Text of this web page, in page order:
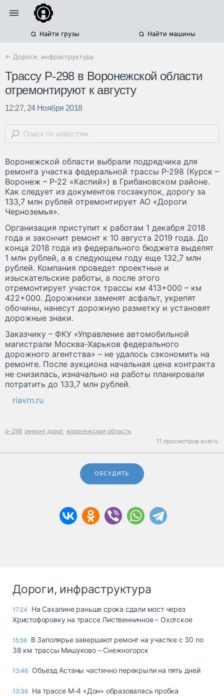
Найти грузы Найти машины
← Дороги, инфраструктура
Трассу Р-298 в Воронежской области
отремонтируют к августу
12:27, 24 Ноября 2018
Воронежской области выбрали подрядчика для
ремонта участка федеральной трассы Р-298 (Курск –
Воронеж – Р-22 «Каспий») в Грибановском районе.
Как следует из документов госзакупок, дорогу за
133,7 млн рублей отремонтирует АО «Дороги
Черноземья».
Организация приступит к работам 1 декабря 2018
года и закончит ремонт к 10 августа 2019 года. До
конца 2018 года из федерального бюджета выделят
1 млн рублей, а в следующем году еще 132,7 млн
рублей. Компания проведет проектные и
изыскательские работы, а после этого
отремонтирует участок трассы км 413+000 – км
422+000. Дорожники заменят асфальт, укрепят
обочины, нанесут дорожную разметку и установят
дорожные знаки.
Заказчику – ФКУ «Управление автомобильной
магистрали Москва-Харьков федерального
дорожного агентства» – не удалось сэкономить на
ремонте. После аукциона начальная цена контракта
не снизилась, изначально на работы планировали
потратить до 133,7 млн рублей.
riavrn.ru
р-298 ремонт дорог воронежская область
11 просмотров всего.
ОБСУДИТЬ
Дороги, инфраструктура
17:24
На Сахалине раньше срока сдали мост через
Христофоровку на трассе Лиственничное – Охотское
15:56 В Заполярье завершают ремонт на участке с 30 по
38 км трассы Мишуково – Снежногорск
13:46 Объезд Астаны частично перекрыли на пять дней
13:36 На трассе М-4 «Дон» образовалась пробка